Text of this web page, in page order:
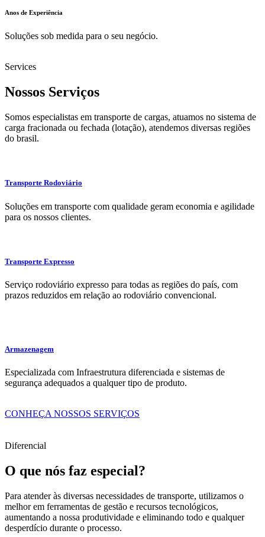
Anos de Experiência
Soluções sob medida para o seu negócio.
Services
Nossos Serviços
Somos especialistas em transporte de cargas, atuamos no sistema de
carga fracionada ou fechada (lotação), atendemos diversas regiões
do brasil.
Transporte Rodoviário
Soluções em transporte com qualidade geram economia e agilidade
para os nossos clientes.
Transporte Expresso
Serviço rodoviário expresso para todas as regiões do país, com
prazos reduzidos em relação ao rodoviário convencional.
Armazenagem
Especializada com Infraestrutura diferenciada e sistemas de
segurança adequados a qualquer tipo de produto.
CONHEÇA NOSSOS SERVIÇOS
Diferencial
O que nós faz especial?
Para atender às diversas necessidades de transporte, utilizamos o
melhor em ferramentas de gestão e recursos tecnológicos,
aumentando a nossa produtividade e eliminando todo e qualquer
desperdício durante o processo.